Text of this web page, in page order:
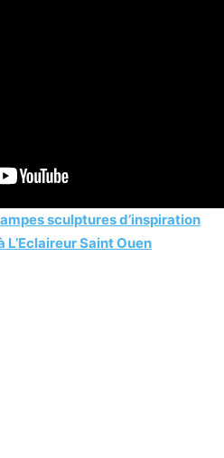
sculptures d’inspiration
Saint Ouen